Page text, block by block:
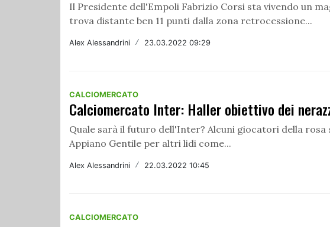
Il Presidente dell'Empoli Fabrizio Corsi sta vivendo un
trova distante ben 11 punti dalla zona retrocessione...
Alex Alessandrini / 23.03.2022 09:29
CALCIOMERCATO
Calciomercato Inter: Haller obiettivo dei
Quale sarà il futuro dell'Inter? Alcuni giocatori della
Appiano Gentile per altri lidi come...
Alex Alessandrini / 22.03.2022 10:45
CALCIOMERCATO